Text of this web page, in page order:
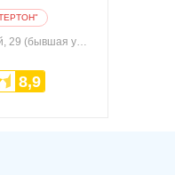
ул. Лермонтова, 29)
8,9